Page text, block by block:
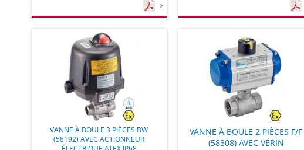
VANNE À BOULE 3 PIÈCES BW
(58192) AVEC ACTIONNEUR
VANNE À BOULE 2 PIÈCES F/F
(58308) AVEC VÉRIN